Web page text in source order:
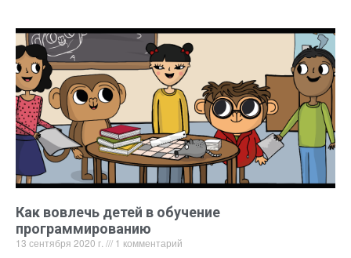
Как вовлечь детей в обучение
программированию
13 сентября 2020 г. 1 комментарий